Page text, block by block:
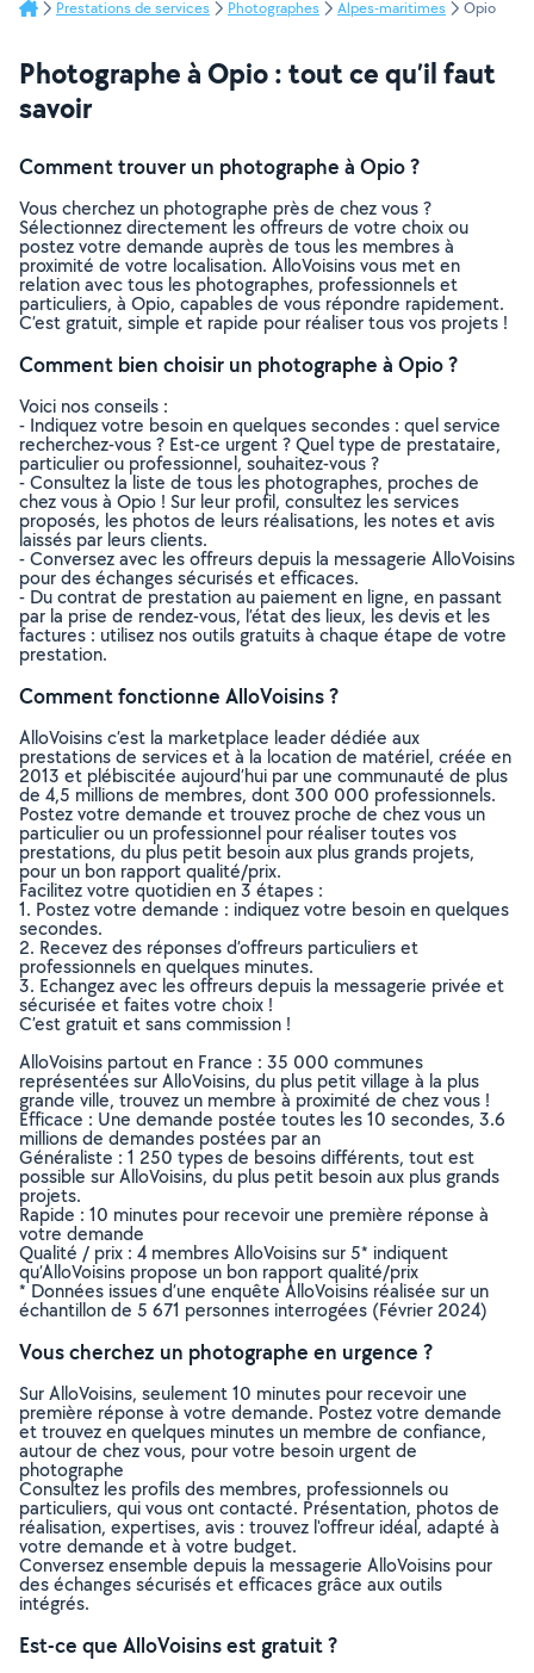
Prestations de services Photographes Alpes-maritimes Opio
Photographe à Opio : tout ce qu’il faut
savoir
Comment trouver un photographe à Opio ?
Vous cherchez un photographe près de chez vous ?
Sélectionnez directement les offreurs de votre choix ou
postez votre demande auprès de tous les membres à
proximité de votre localisation. AlloVoisins vous met en
relation avec tous les photographes, professionnels et
particuliers, à Opio, capables de vous répondre rapidement.
C’est gratuit, simple et rapide pour réaliser tous vos projets !
Comment bien choisir un photographe à Opio ?
Voici nos conseils :
- Indiquez votre besoin en quelques secondes : quel service
recherchez-vous ? Est-ce urgent ? Quel type de prestataire,
particulier ou professionnel, souhaitez-vous ?
- Consultez la liste de tous les photographes, proches de
chez vous à Opio ! Sur leur profil, consultez les services
proposés, les photos de leurs réalisations, les notes et avis
laissés par leurs clients.
- Conversez avec les offreurs depuis la messagerie AlloVoisins
pour des échanges sécurisés et efficaces.
- Du contrat de prestation au paiement en ligne, en passant
par la prise de rendez-vous, l’état des lieux, les devis et les
factures : utilisez nos outils gratuits à chaque étape de votre
prestation.
Comment fonctionne AlloVoisins ?
AlloVoisins c’est la marketplace leader dédiée aux
prestations de services et à la location de matériel, créée en
2013 et plébiscitée aujourd’hui par une communauté de plus
de 4,5 millions de membres, dont 300 000 professionnels.
Postez votre demande et trouvez proche de chez vous un
particulier ou un professionnel pour réaliser toutes vos
prestations, du plus petit besoin aux plus grands projets,
pour un bon rapport qualité/prix.
Facilitez votre quotidien en 3 étapes :
1. Postez votre demande : indiquez votre besoin en quelques
secondes.
2. Recevez des réponses d’offreurs particuliers et
professionnels en quelques minutes.
3. Echangez avec les offreurs depuis la messagerie privée et
sécurisée et faites votre choix !
C’est gratuit et sans commission !
AlloVoisins partout en France : 35 000 communes
représentées sur AlloVoisins, du plus petit village à la plus
grande ville, trouvez un membre à proximité de chez vous !
Efficace : Une demande postée toutes les 10 secondes, 3.6
millions de demandes postées par an
Généraliste : 1 250 types de besoins différents, tout est
possible sur AlloVoisins, du plus petit besoin aux plus grands
projets.
Rapide : 10 minutes pour recevoir une première réponse à
votre demande
Qualité / prix : 4 membres AlloVoisins sur 5* indiquent
qu’AlloVoisins propose un bon rapport qualité/prix
* Données issues d’une enquête AlloVoisins réalisée sur un
échantillon de 5 671 personnes interrogées (Février 2024)
Vous cherchez un photographe en urgence ?
Sur AlloVoisins, seulement 10 minutes pour recevoir une
première réponse à votre demande. Postez votre demande
et trouvez en quelques minutes un membre de confiance,
autour de chez vous, pour votre besoin urgent de
photographe
Consultez les profils des membres, professionnels ou
particuliers, qui vous ont contacté. Présentation, photos de
réalisation, expertises, avis : trouvez l'offreur idéal, adapté à
votre demande et à votre budget.
Conversez ensemble depuis la messagerie AlloVoisins pour
des échanges sécurisés et efficaces grâce aux outils
intégrés.
Est-ce que AlloVoisins est gratuit ?